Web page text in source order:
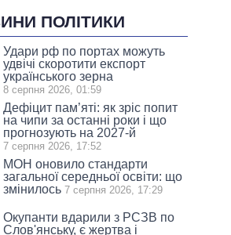
ПОЛІТИКИ
Удари рф по портах можуть
удвічі скоротити експорт
українського зерна
8 серпня 2026, 01:59
Дефіцит пам’яті: як зріс попит
на чипи за останні роки і що
прогнозують на 2027-й
7 серпня 2026, 17:52
МОН оновило стандарти
загальної середньої освіти: що
змінилось 7 серпня 2026, 17:29
Окупанти вдарили з РСЗВ по
Слов'янську, є жертва і